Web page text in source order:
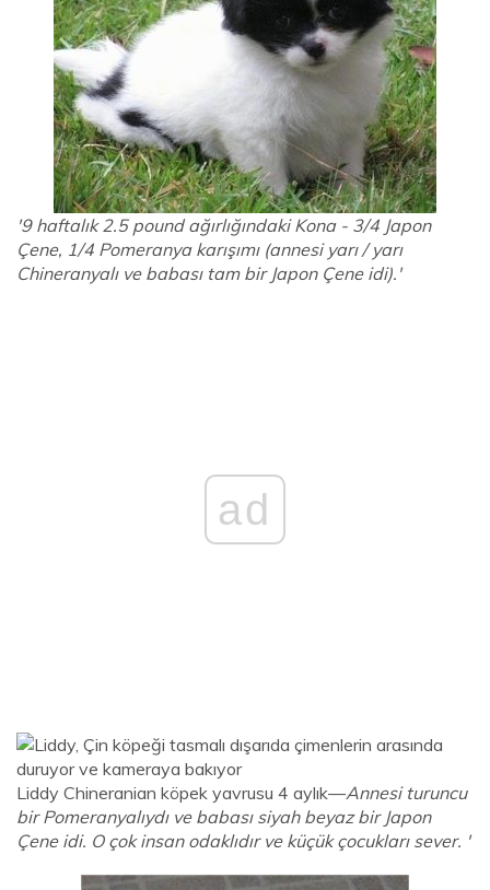
'9 haftalık 2.5 pound ağırlığındaki Kona - 3/4 Japon
Çene, 1/4 Pomeranya karışımı (annesi yarı / yarı
Chineranyalı ve babası tam bir Japon Çene idi).'
ad
Liddy Chineranian köpek yavrusu 4 aylık—Annesi turuncu
bir Pomeranyalıydı ve babası siyah beyaz bir Japon
Çene idi. O çok insan odaklıdır ve küçük çocukları sever. '